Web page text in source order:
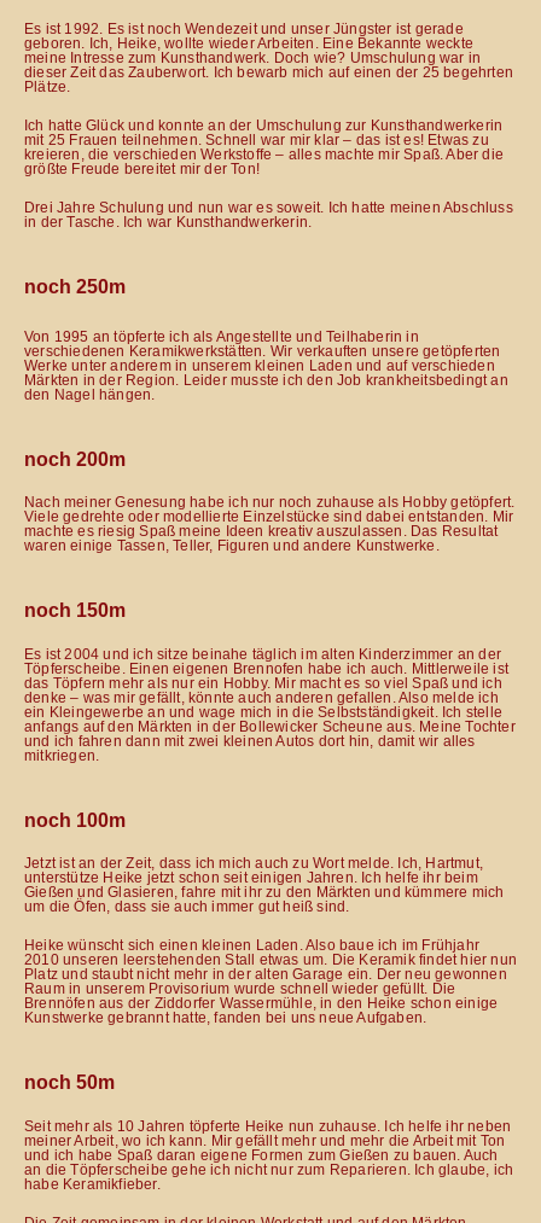
Es ist 1992. Es ist noch Wendezeit und unser Jüngster ist gerade
geboren. Ich, Heike, wollte wieder Arbeiten. Eine Bekannte weckte
meine Intresse zum Kunsthandwerk. Doch wie? Umschulung war in
dieser Zeit das Zauberwort. Ich bewarb mich auf einen der 25 begehrten
Plätze.
Ich hatte Glück und konnte an der Umschulung zur Kunsthandwerkerin
mit 25 Frauen teilnehmen. Schnell war mir klar – das ist es! Etwas zu
kreieren, die verschieden Werkstoffe – alles machte mir Spaß. Aber die
größte Freude bereitet mir der Ton!
Drei Jahre Schulung und nun war es soweit. Ich hatte meinen Abschluss
in der Tasche. Ich war Kunsthandwerkerin.
noch 250m
Von 1995 an töpferte ich als Angestellte und Teilhaberin in
verschiedenen Keramikwerkstätten. Wir verkauften unsere getöpferten
Werke unter anderem in unserem kleinen Laden und auf verschieden
Märkten in der Region. Leider musste ich den Job krankheitsbedingt an
den Nagel hängen.
noch 200m
Nach meiner Genesung habe ich nur noch zuhause als Hobby getöpfert.
Viele gedrehte oder modellierte Einzelstücke sind dabei entstanden. Mir
machte es riesig Spaß meine Ideen kreativ auszulassen. Das Resultat
waren einige Tassen, Teller, Figuren und andere Kunstwerke.
noch 150m
Es ist 2004 und ich sitze beinahe täglich im alten Kinderzimmer an der
Töpferscheibe. Einen eigenen Brennofen habe ich auch. Mittlerweile ist
das Töpfern mehr als nur ein Hobby. Mir macht es so viel Spaß und ich
denke – was mir gefällt, könnte auch anderen gefallen. Also melde ich
ein Kleingewerbe an und wage mich in die Selbstständigkeit. Ich stelle
anfangs auf den Märkten in der Bollewicker Scheune aus. Meine Tochter
und ich fahren dann mit zwei kleinen Autos dort hin, damit wir alles
mitkriegen.
noch 100m
Jetzt ist an der Zeit, dass ich mich auch zu Wort melde. Ich, Hartmut,
unterstütze Heike jetzt schon seit einigen Jahren. Ich helfe ihr beim
Gießen und Glasieren, fahre mit ihr zu den Märkten und kümmere mich
um die Öfen, dass sie auch immer gut heiß sind.
Heike wünscht sich einen kleinen Laden. Also baue ich im Frühjahr
2010 unseren leerstehenden Stall etwas um. Die Keramik findet hier nun
Platz und staubt nicht mehr in der alten Garage ein. Der neu gewonnen
Raum in unserem Provisorium wurde schnell wieder gefüllt. Die
Brennöfen aus der Ziddorfer Wassermühle, in den Heike schon einige
Kunstwerke gebrannt hatte, fanden bei uns neue Aufgaben.
noch 50m
Seit mehr als 10 Jahren töpferte Heike nun zuhause. Ich helfe ihr neben
meiner Arbeit, wo ich kann. Mir gefällt mehr und mehr die Arbeit mit Ton
und ich habe Spaß daran eigene Formen zum Gießen zu bauen. Auch
an die Töpferscheibe gehe ich nicht nur zum Reparieren. Ich glaube, ich
habe Keramikfieber.